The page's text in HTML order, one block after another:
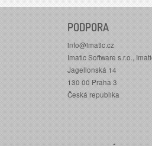
PODPORA
info@imatic.cz
Imatic Software s.r.o.,
Jagellonská 14
130 00 Praha 3
Česká republika